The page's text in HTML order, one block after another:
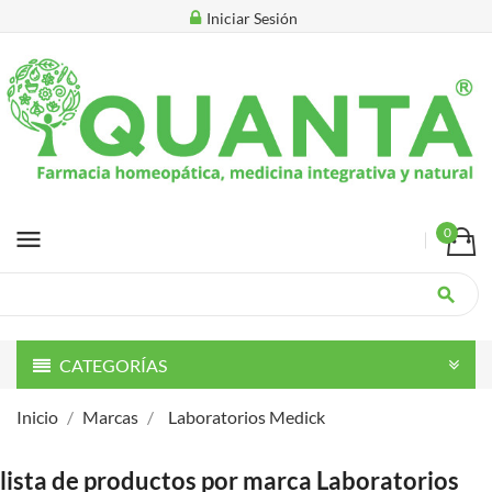
Iniciar Sesión
menu 0
search
CATEGORÍAS
Inicio Marcas Laboratorios Medick
lista de productos por marca Laboratorios